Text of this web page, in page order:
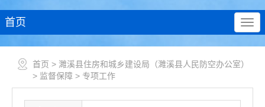
首页
首页 > 濉溪县住房和城乡建设局（濉溪县人民防空办公室）
> 监督保障 > 专项工作